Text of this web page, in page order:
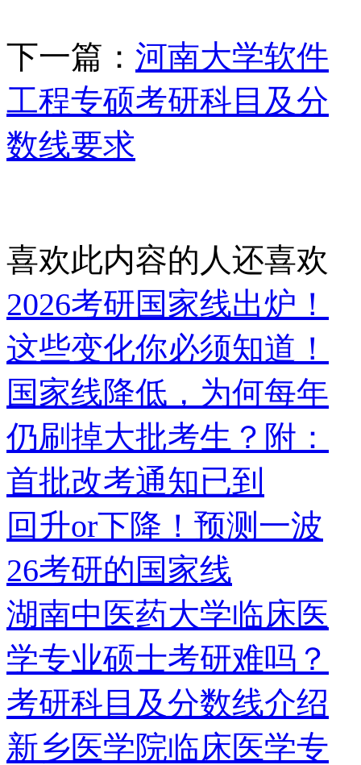
下一篇： 河南大学软件
工程专硕考研科目及分
数线要求
喜欢此内容的人还喜欢
2026考研国家线出炉！
这些变化你必须知道！
国家线降低，为何每年
仍刷掉大批考生？附：
首批改考通知已到
回升or下降！预测一波
26考研的国家线
湖南中医药大学临床医
学专业硕士考研难吗？
考研科目及分数线介绍
新乡医学院临床医学专